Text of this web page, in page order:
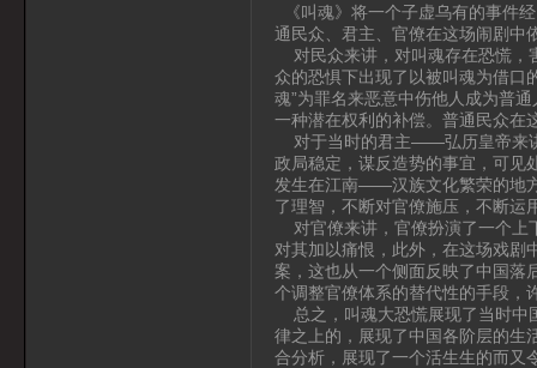
《叫魂》将一个子虚乌有的事件
通民众、君主、官僚在这场闹剧中
对民众来讲，对叫魂存在恐慌，
众的恐惧下出现了以被叫魂为借口
魂”为罪名来恶意中伤他人成为普
一种潜在权利的补偿。普通民众在
对于当时的君主——弘历皇帝来讲
政局稳定，谋反造势的事宜，可见
发生在江南——汉族文化繁荣的地
了理智，不断对官僚施压，不断运
对官僚来讲，官僚扮演了一个上
对其加以痛恨，此外，在这场戏剧
案，这也从一个侧面反映了中国落
个调整官僚体系的替代性的手段，
总之，叫魂大恐慌展现了当时中
律之上的，展现了中国各阶层的生
合分析，展现了一个活生生的而又